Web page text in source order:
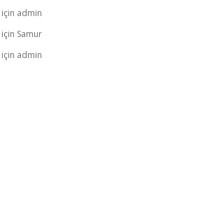
için admin
için Samur
için admin